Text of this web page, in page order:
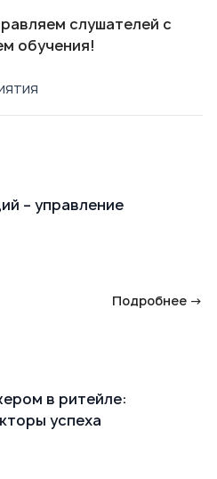
слушателей с
обучения!
– управление
Подробнее →
в ритейле:
успеха